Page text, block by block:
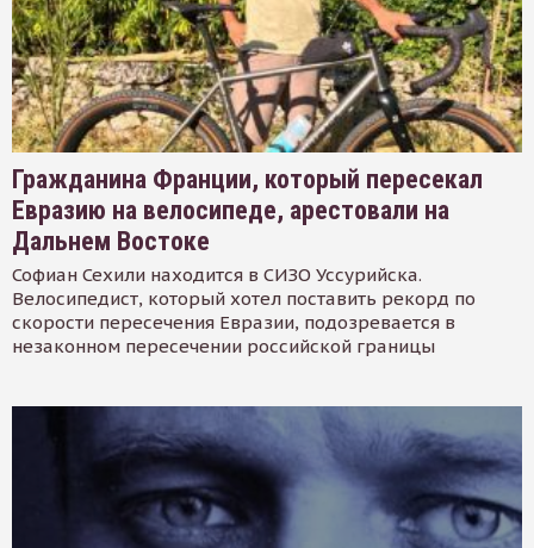
Гражданина Франции, который пересекал
Евразию на велосипеде, арестовали на
Дальнем Востоке
Софиан Сехили находится в СИЗО Уссурийска.
Велосипедист, который хотел поставить рекорд по
скорости пересечения Евразии, подозревается в
незаконном пересечении российской границы